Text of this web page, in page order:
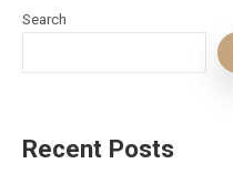
Search
Recent Posts